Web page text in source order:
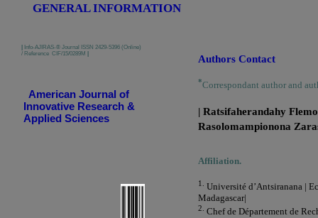
GENERAL INFORMATION
| Info-AJIRAS-® Journal ISSN 2429-5396 (Online)
/ Reference CIF/15/0289M |
American Journal of
Innovative Research &
Applied Sciences
Authors Contact
*Correspondant author and
| Ratsifaherandahy
Rasolomampionona
Affiliation.
1. Université d’Antsiranana |
Madagascar|
2. Chef de Département de